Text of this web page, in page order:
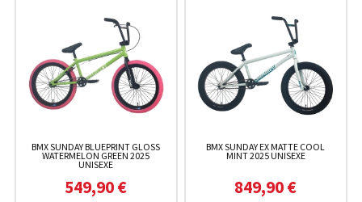
BMX SUNDAY BLUEPRINT GLOSS
WATERMELON GREEN 2025
UNISEXE
549,90 €
BMX SUNDAY EX MATTE COOL
MINT 2025 UNISEXE
849,90 €